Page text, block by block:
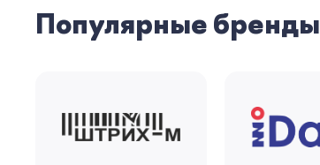
Популярные бренды